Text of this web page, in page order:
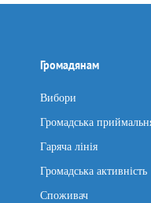
Громадянам
Вибори
Громадська
Гаряча лінія
Громадська активність
Споживач